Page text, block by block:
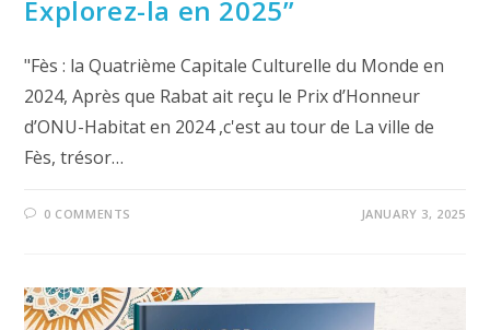
Explorez-la en 2025”
"Fès : la Quatrième Capitale Culturelle du Monde en
2024, Après que Rabat ait reçu le Prix d’Honneur
d’ONU-Habitat en 2024 ,c'est au tour de La ville de
Fès, trésor…
0 COMMENTS JANUARY 3, 2025